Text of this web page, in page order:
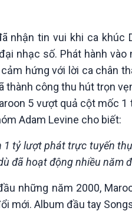
hậu
nhận tin vui khi ca
nhạc số. Phát hành
hứng với lời ca chân
công thu hút trọn
5 vượt quả cột mốc
Adam Levine cho biết:
1 tỷ lượt phát trực tuyến
đã hoạt động nhiều năm
những năm 2000,
mới. Album đầu tay